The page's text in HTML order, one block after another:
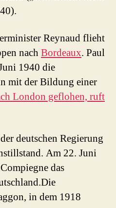
Reynaud flieht
nachBordeaux. Paul
1940 die
mit der Bildung einer
London geflohen, ruft
deutschen Regierung
Am 22. Juni
das
in dem 1918